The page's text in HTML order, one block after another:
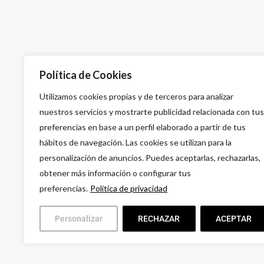
Política de Cookies
Utilizamos cookies propias y de terceros para analizar
nuestros servicios y mostrarte publicidad relacionada con tus
preferencias en base a un perfil elaborado a partir de tus
hábitos de navegación. Las cookies se utilizan para la
personalización de anuncios. Puedes aceptarlas, rechazarlas,
obtener más información o configurar tus
preferencias. Política de privacidad
Personalizar RECHAZAR ACEPTAR